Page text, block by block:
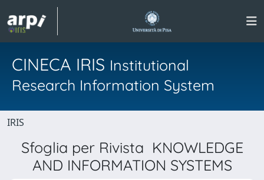
CINECA IRIS Institutional
Research Information System
IRIS
Sfoglia per Rivista KNOWLEDGE
AND INFORMATION SYSTEMS